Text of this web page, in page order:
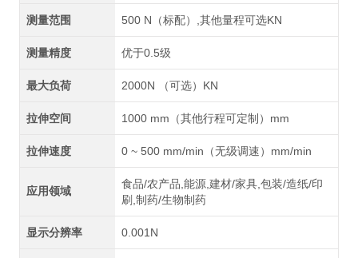
测量范围 500 N（标配）,其他量程可选KN
测量精度 优于0.5级
最大负荷 2000N （可选）KN
拉伸空间 1000 mm（其他行程可定制）mm
拉伸速度 0 ~ 500 mm/min（无级调速）mm/min
应用领域
食品/农产品,能源,建材/家具,包装/造纸/印
刷,制药/生物制药
显示分辨率 0.001N